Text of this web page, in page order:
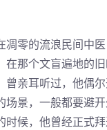
凋零的流浪民间中
在那个文盲遍地的
曾亲耳听过，他偶
场景，一般都要避
时候，他曾经正式